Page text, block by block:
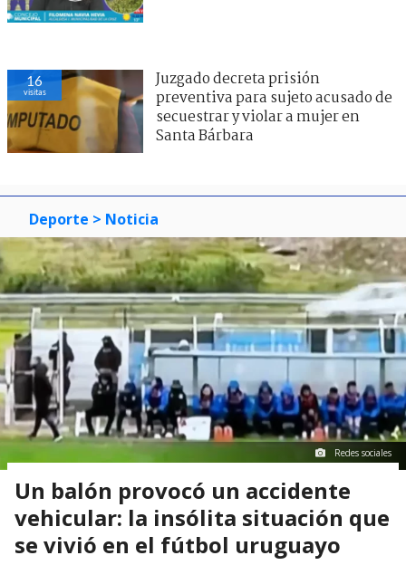
16
visitas
Juzgado decreta prisión
preventiva para sujeto acusado de
secuestrar y violar a mujer en
Santa Bárbara
Deporte > Noticia
Redes sociales
Un balón provocó un accidente
vehicular: la insólita situación que
se vivió en el fútbol uruguayo